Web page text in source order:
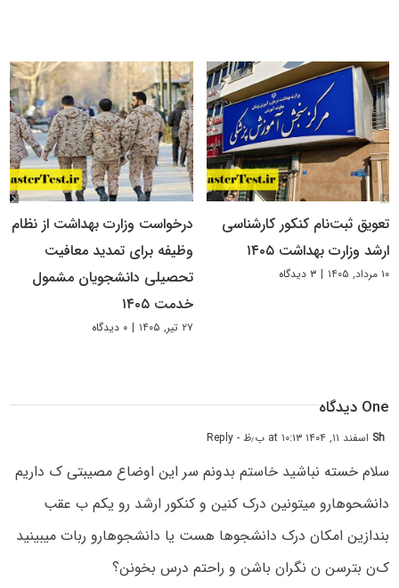
تعویق ثبت‌نام کنکور کارشناسی
ارشد وزارت بهداشت ۱۴۰۵
۱۰ مرداد, ۱۴۰۵ | ۳ دیدگاه
درخواست وزارت بهداشت از نظام
وظیفه برای تمدید معافیت
تحصیلی دانشجویان مشمول
خدمت ۱۴۰۵
۲۷ تیر, ۱۴۰۵ | ۰ دیدگاه
One دیدگاه
Sh اسفند ۱۱, ۱۴۰۴ at ۱۰:۱۳ ب٫ظ - Reply
سلام خسته نباشید خاستم بدونم سر این اوضاع مصیبتی ک داریم
دانشحوهارو میتونین درک کنین و کنکور ارشد رو یکم ب عقب
بندازین امکان درک دانشجوها هست یا دانشجوهارو ربات میبینید
ک‌ن بترسن ن نگران باشن و راحتم درس بخونن؟